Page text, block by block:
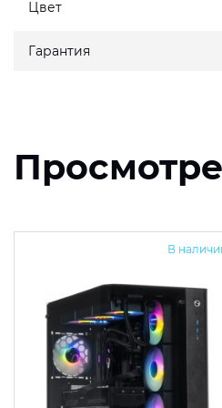
Цвет
Гарантия
В